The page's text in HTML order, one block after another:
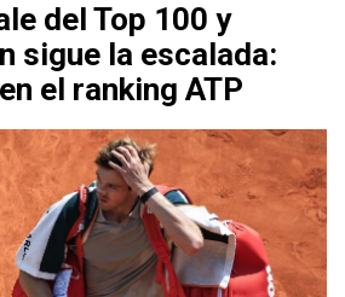
del Top 100 y
sigue la escalada:
el ranking ATP